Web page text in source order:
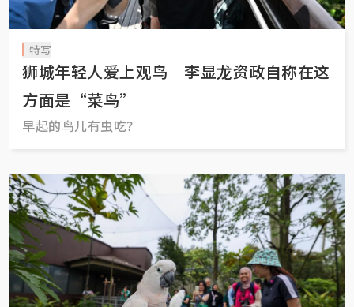
特写
狮城年轻人爱上观鸟 李显龙资政自称在这
方面是“菜鸟”
早起的鸟儿有虫吃？